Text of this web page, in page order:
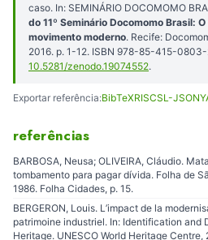
caso. In: SEMINÁRIO DOCOMOMO
do 11º Seminário Docomomo Brasil:
movimento moderno. Recife:
2016. p. 1-12. ISBN 978-85-415-0803-
10.5281/zenodo.19074552.
Exportar referência:BibTeXRISCSL-JSON
referências
BARBOSA, Neusa; OLIVEIRA, Cláudio.
tombamento para pagar dívida. Folha de
1986. Folha Cidades, p. 15.
BERGERON, Louis. L’impact de la
patrimoine industriel. In: Identification and
Heritage. UNESCO World Heritage Centre,